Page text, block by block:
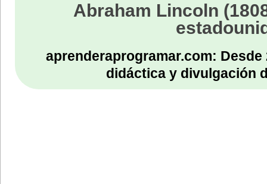
Abraham Lincoln
aprenderaprogramar.com:
didáctica y divulgación